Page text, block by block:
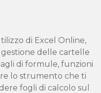
di Excel Online,
delle cartelle
di formule, funzioni
lo strumento che ti
fogli di calcolo sul